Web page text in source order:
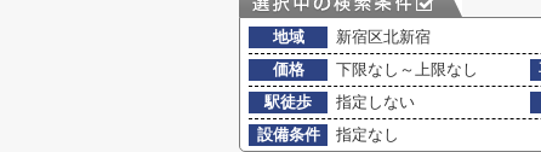
地域
新宿区北新宿
価格
下限なし～上限なし
駅徒歩
指定しない
設備条件
指定なし